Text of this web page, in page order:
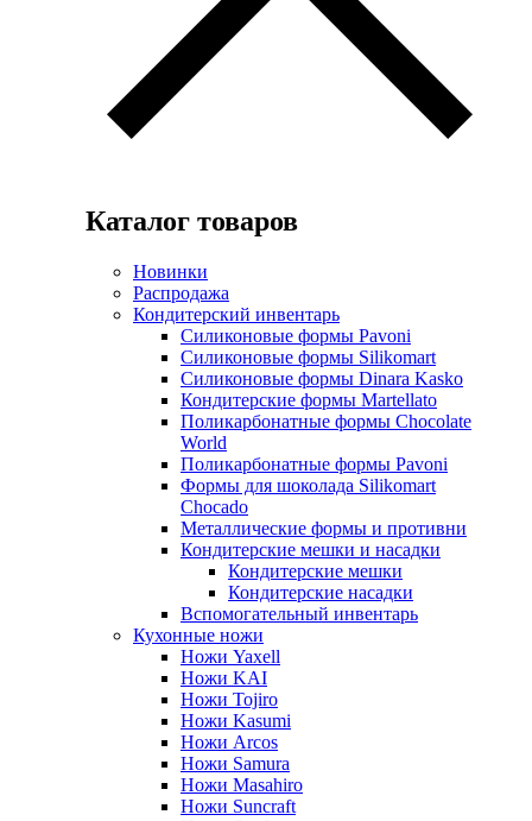
Каталог товаров
Новинки
Распродажа
Кондитерский инвентарь
Силиконовые формы Pavoni
Силиконовые формы Silikomart
Силиконовые формы Dinara Kasko
Кондитерские формы Martellato
Поликарбонатные формы Chocolate
World
Поликарбонатные формы Pavoni
Формы для шоколада Silikomart
Chocado
Металлические формы и противни
Кондитерские мешки и насадки
Кондитерские мешки
Кондитерские насадки
Вспомогательный инвентарь
Кухонные ножи
Ножи Yaxell
Ножи KAI
Ножи Tojiro
Ножи Kasumi
Ножи Arcos
Ножи Samura
Ножи Masahiro
Ножи Suncraft